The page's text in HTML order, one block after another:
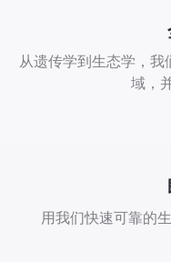
从遗传学到生态学，我
域，
用我们快速可靠的